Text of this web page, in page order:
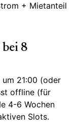
+ Mietanteil
8
21:00 (oder
offline (für
4-6 Wochen
Slots.